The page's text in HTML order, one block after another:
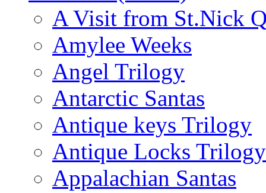
A Visit from St.Nick
Amylee Weeks
Angel Trilogy
Antarctic Santas
Antique keys Trilogy
Antique Locks Trilogy
Appalachian Santas